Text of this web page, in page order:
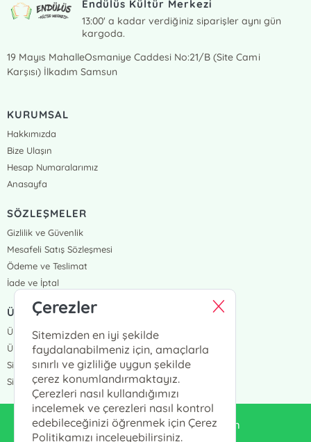
Endülüs Kültür Merkezi
13:00' a kadar verdiğiniz siparişler aynı gün
kargoda.
19 Mayıs MahalleOsmaniye Caddesi No:21/B (Site Cami
Karşısı) İlkadım Samsun
KURUMSAL
Hakkımızda
Bize Ulaşın
Hesap Numaralarımız
Anasayfa
SÖZLEŞMELER
Gizlilik ve Güvenlik
Mesafeli Satış Sözleşmesi
Ödeme ve Teslimat
İade ve İptal
ÜYELİK VE SİPARİŞ
Üye Girişi
Üye Ol
Sipariş Takip
Siparişlerim
enduluskitabevi@gmail.com
Çerezler
Sitemizden en iyi şekilde
faydalanabilmeniz için, amaçlarla
sınırlı ve gizliliğe uygun şekilde
çerez konumlandırmaktayız.
Çerezleri nasıl kullandığımızı
incelemek ve çerezleri nasıl kontrol
edebileceğinizi öğrenmek için Çerez
Politikamızı inceleyebilirsiniz.